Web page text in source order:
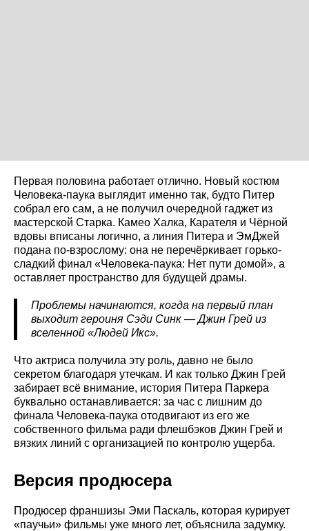
Первая половина работает отлично. Новый костюм
Человека-паука выглядит именно так, будто Питер
собрал его сам, а не получил очередной гаджет из
мастерской Старка. Камео Халка, Карателя и Чёрной
вдовы вписаны логично, а линия Питера и ЭмДжей
подана по-взрослому: она не перечёркивает горько-
сладкий финал «Человека-паука: Нет пути домой», а
оставляет пространство для будущей драмы.
Проблемы начинаются, когда на первый план
выходит героиня Сэди Синк — Джин Грей из
вселенной «Людей Икс».
Что актриса получила эту роль, давно не было
секретом благодаря утечкам. И как только Джин Грей
забирает всё внимание, история Питера Паркера
буквально останавливается: за час с лишним до
финала Человека-паука отодвигают из его же
собственного фильма ради флешбэков Джин Грей и
вязких линий с организацией по контролю ущерба.
Версия продюсера
Продюсер франшизы Эми Паскаль, которая курирует
«паучьи» фильмы уже много лет, объяснила задумку.